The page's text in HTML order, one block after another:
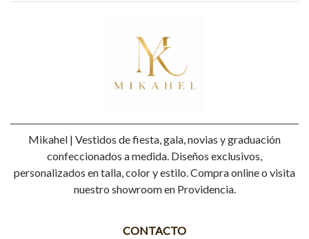
Mikahel | Vestidos de fiesta, gala, novias y graduación
confeccionados a medida. Diseños exclusivos,
personalizados en talla, color y estilo. Compra online o visita
nuestro showroom en Providencia.
CONTACTO